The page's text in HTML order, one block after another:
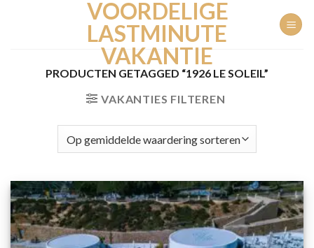
VOORDELIGE
LASTMINUTE
VAKANTIE
PRODUCTEN GETAGGED “1926 LE SOLEIL”
VAKANTIES FILTEREN